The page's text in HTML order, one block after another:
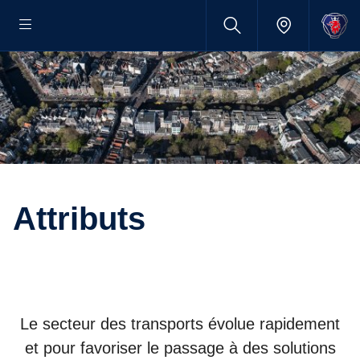
Attributs
Le secteur des transports évolue rapidement
et pour favoriser le passage à des solutions